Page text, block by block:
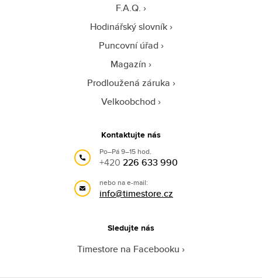
F.A.Q.
Hodinářský slovník
Puncovní úřad
Magazín
Prodloužená záruka
Velkoobchod
Kontaktujte nás
Po–Pá 9–15 hod.
+420 226 633 990
nebo na e-mail:
info@timestore.cz
Sledujte nás
Timestore na Facebooku